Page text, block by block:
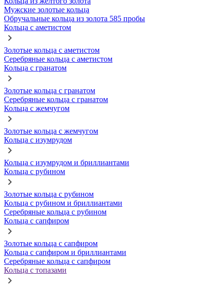
Мужские золотые кольца
Обручальные кольца из золота 585 пробы
Кольца с аметистом
Золотые кольца с аметистом
Серебряные кольца с аметистом
Кольца с гранатом
Золотые кольца с гранатом
Серебряные кольца с гранатом
Кольца с жемчугом
Золотые кольца с жемчугом
Кольца с изумрудом
Кольца с изумрудом и бриллиантами
Кольца с рубином
Золотые кольца с рубином
Кольца с рубином и бриллиантами
Серебряные кольца с рубином
Кольца с сапфиром
Золотые кольца с сапфиром
Кольца с сапфиром и бриллиантами
Серебряные кольца с сапфиром
Кольца с топазами